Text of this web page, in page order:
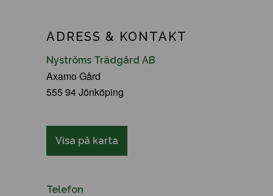
ADRESS & KONTAKT
Nyströms Trädgård AB
Axamo Gård
555 94 Jönköping
Visa på karta
Telefon